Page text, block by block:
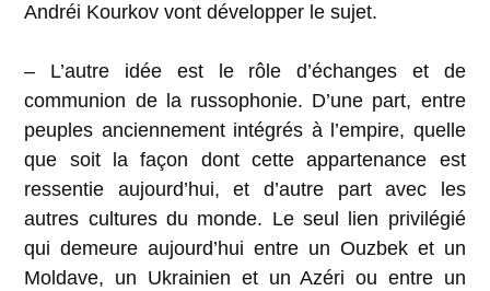
Andréi Kourkov vont développer le sujet.
– L’autre idée est le rôle d’échanges et de
communion de la russophonie. D’une part, entre
peuples anciennement intégrés à l’empire, quelle
que soit la façon dont cette appartenance est
ressentie aujourd’hui, et d’autre part avec les
autres cultures du monde. Le seul lien privilégié
qui demeure aujourd’hui entre un Ouzbek et un
Moldave, un Ukrainien et un Azéri ou entre un